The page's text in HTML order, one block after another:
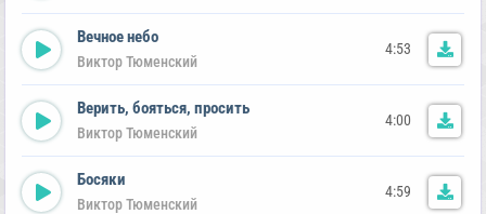
Вечное небо
Виктор Тюменский
4:53
Верить, бояться, просить
Виктор Тюменский
4:00
Босяки
Виктор Тюменский
4:59